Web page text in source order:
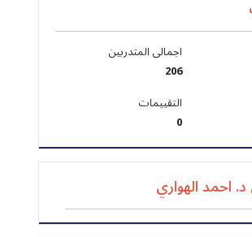
اجمالى المتدربين
206
التقييمات
0
احمد الهواري